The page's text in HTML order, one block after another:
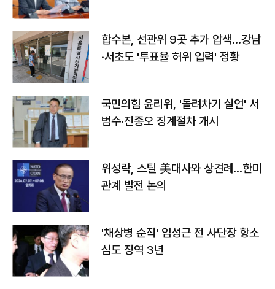
합수본, 선관위 9곳 추가 압색…강남
·서초도 '투표율 허위 입력' 정황
국민의힘 윤리위, '돌려차기 실언' 서
범수·진종오 징계절차 개시
위성락, 스틸 美대사와 상견례…한미
관계 발전 논의
'채상병 순직' 임성근 전 사단장 항소
심도 징역 3년